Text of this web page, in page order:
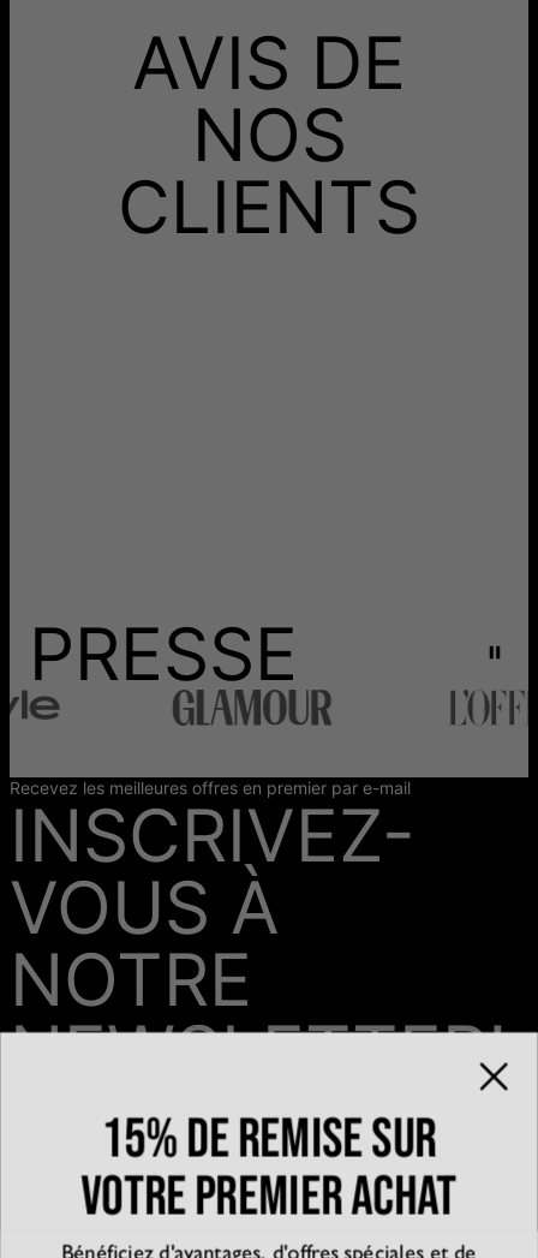
AVIS DE
NOS
CLIENTS
PRESSE
Recevez les meilleures offres en premier par e-mail
INSCRIVEZ-
VOUS À
NOTRE
NEWSLETTER!
15% de remise sur
votre premier achat
Bénéficiez d'avantages, d'offres spéciales et de